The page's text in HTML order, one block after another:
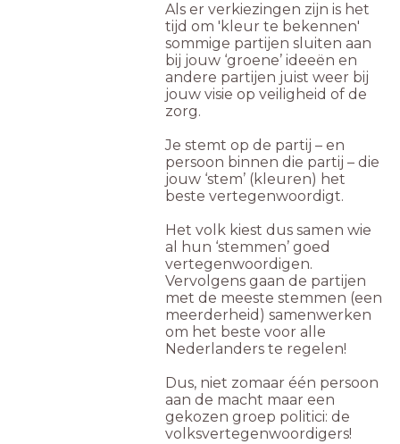
Als er verkiezingen zijn is het
tijd om 'kleur te bekennen'
sommige partijen sluiten aan
bij jouw ‘groene’ ideeën en
andere partijen juist weer bij
jouw visie op veiligheid of de
zorg.
Je stemt op de partij – en
persoon binnen die partij – die
jouw ‘stem’ (kleuren) het
beste vertegenwoordigt.
Het volk kiest dus samen wie
al hun ‘stemmen’ goed
vertegenwoordigen.
Vervolgens gaan de partijen
met de meeste stemmen (een
meerderheid) samenwerken
om het beste voor alle
Nederlanders te regelen!
Dus, niet zomaar één persoon
aan de macht maar een
gekozen groep politici: de
volksvertegenwoordigers!